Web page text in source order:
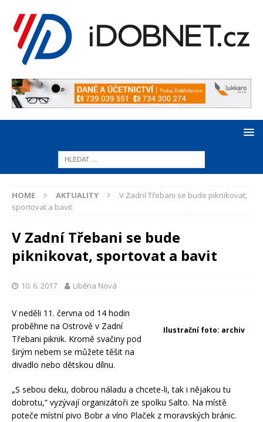
HOME AKTUALITY
V Zadní Třebani se bude piknikovat,
sportovat a bavit
V Zadní Třebani se bude
piknikovat, sportovat a bavit
10. 6. 2017 Liběna Nová
Ilustrační foto: archiv
V neděli 11. června od 14 hodin
proběhne na Ostrově v Zadní
Třebani piknik. Kromě svačiny pod
širým nebem se můžete těšit na
divadlo nebo dětskou dílnu.
„S sebou deku, dobrou náladu a chcete-li, tak i nějakou tu
dobrotu,“ vyzývají organizátoři ze spolku Salto. Na místě
poteče místní pivo Bobr a víno Plaček z moravských bránic.